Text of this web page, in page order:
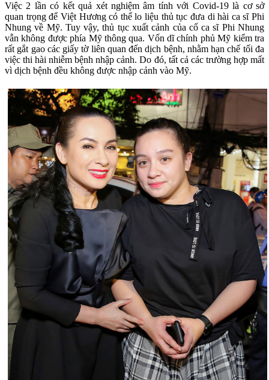
Việc 2 lần có kết quả xét nghiệm âm tính với Covid-19 là cơ sở
quan trọng để Việt Hương có thể lo liệu thủ tục đưa di hài ca sĩ Phi
Nhung về Mỹ. Tuy vậy, thủ tục xuất cảnh của cố ca sĩ Phi Nhung
vẫn không được phía Mỹ thông qua. Vốn dĩ chính phủ Mỹ kiểm tra
rất gắt gao các giấy tờ liên quan đến dịch bệnh, nhằm hạn chế tối đa
việc thi hài nhiễm bệnh nhập cảnh. Do đó, tất cả các trường hợp mất
vì dịch bệnh đều không được nhập cảnh vào Mỹ.